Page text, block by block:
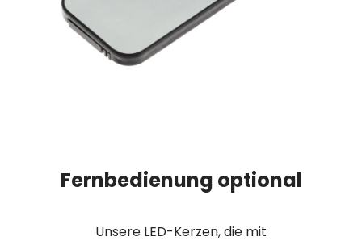
Fernbedienung optional
Unsere LED-Kerzen, die mit